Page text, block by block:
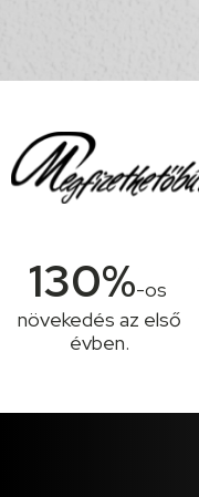
130%-os
növekedés az első
évben.